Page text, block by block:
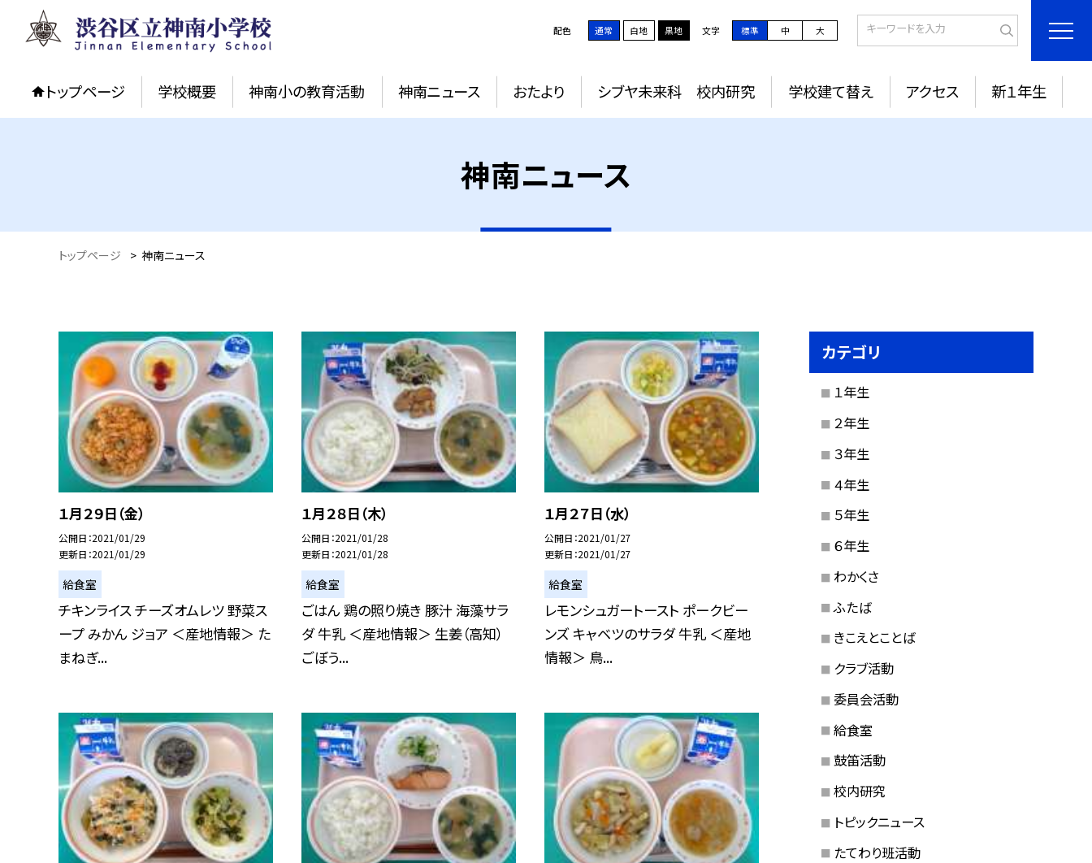
配色 通常 白地 黒地 文字 標準 中 大
トップページ 学校概要 神南小の教育活動 神南ニュース おたより シブヤ未来科 校内研究 学校建て替え アクセス 新１年生
神南ニュース
トップページ > 神南ニュース
１月２９日（金）
公開日 2021/01/29
更新日 2021/01/29
給食室
チキンライス チーズオムレツ 野菜ス
ープ みかん ジョア ＜産地情報＞ た
まねぎ...
１月２８日（木）
公開日 2021/01/28
更新日 2021/01/28
給食室
ごはん 鶏の照り焼き 豚汁 海藻サラ
ダ 牛乳 ＜産地情報＞ 生姜（高知）
ごぼう...
１月２７日（水）
公開日 2021/01/27
更新日 2021/01/27
給食室
レモンシュガートースト ポークビー
ンズ キャベツのサラダ 牛乳 ＜産地
情報＞ 鳥...
カテゴリ
１年生
２年生
３年生
４年生
５年生
６年生
わかくさ
ふたば
きこえとことば
クラブ活動
委員会活動
給食室
鼓笛活動
校内研究
トピックニュース
たてわり班活動